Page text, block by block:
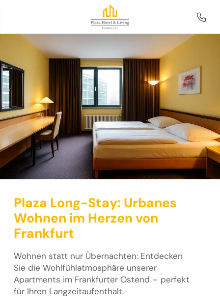
Plaza Long-Stay: Urbanes
Wohnen im Herzen von
Frankfurt
Wohnen statt nur Übernachten: Entdecken
Sie die Wohlfühlatmosphäre unserer
Apartments im Frankfurter Ostend – perfekt
für Ihren Langzeitaufenthalt.